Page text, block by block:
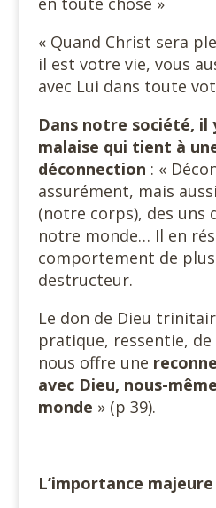
« Quand Christ sera
il est votre vie, vous
avec Lui dans toute
Dans notre société, il
malaise qui tient à
déconnection : «
assurément, mais
(notre corps), des uns
notre monde… Il en
comportement de
destructeur.
Le don de Dieu
pratique, ressentie,
nous offre une
avec Dieu, nous-
monde » (p 39).
L’importance